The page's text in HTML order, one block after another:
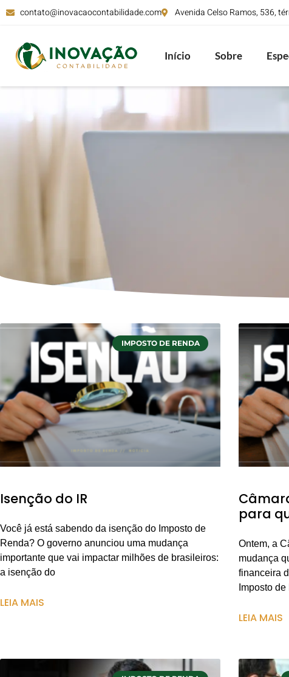
contato@inovacaocontabilidade.com Avenida Celso Ramos, 536,
Início Sobre
IMPOSTO DE RENDA
Isenção do IR
Você já está sabendo da isenção do Imposto de
Renda? O governo anunciou uma mudança
importante que vai impactar milhões de brasileiros:
a isenção do
LEIA MAIS
para
Ontem, a
mudança
financeira
Imposto
LEIA MAIS